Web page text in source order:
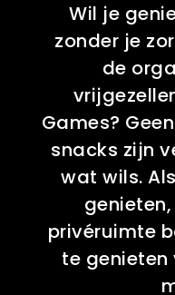
Wil je
zonder je
de
Games?
snacks zijn
wat wils.
privéruimte
te